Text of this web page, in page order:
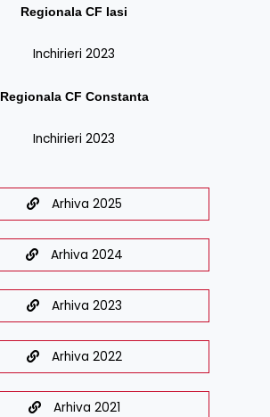
Regionala CF Iasi
Inchirieri 2023
Regionala CF Constanta
Inchirieri 2023
Arhiva 2025
Arhiva 2024
Arhiva 2023
Arhiva 2022
Arhiva 2021